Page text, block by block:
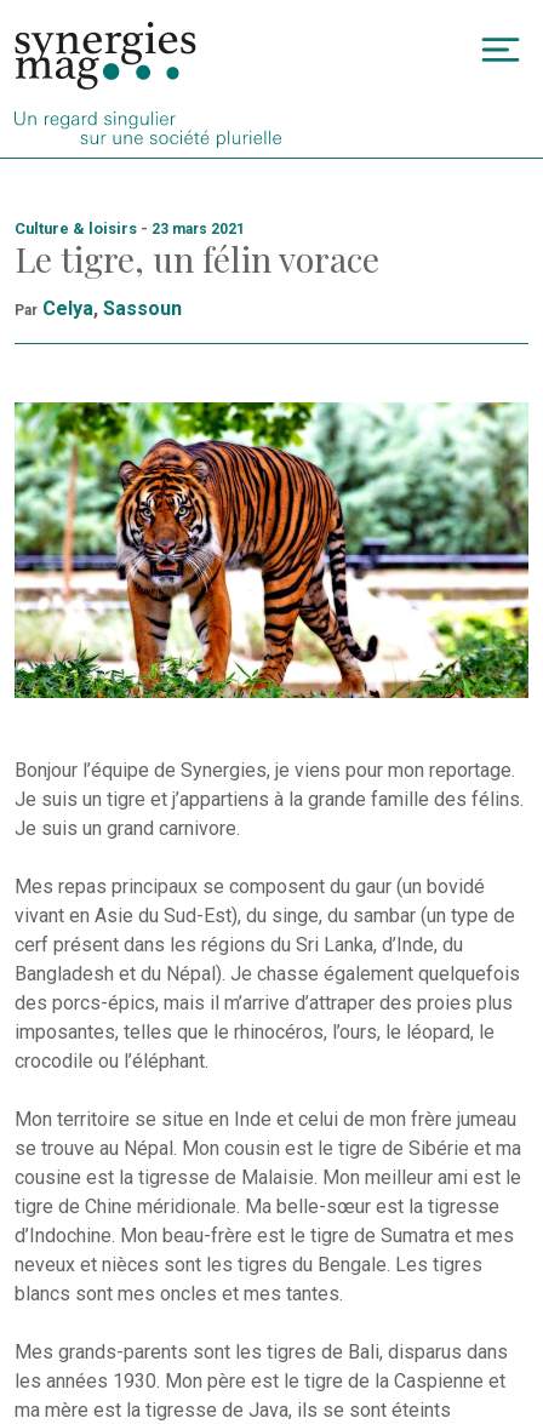
au
contenu
Culture & loisirs - 23 mars 2021
Le tigre, un félin vorace
Par Celya, Sassoun
Bonjour l’équipe de Synergies, je viens pour mon reportage.
Je suis un tigre et j’appartiens à la grande famille des félins.
Je suis un grand carnivore.
Mes repas principaux se composent du gaur (un bovidé
vivant en Asie du Sud-Est), du singe, du sambar (un type de
cerf présent dans les régions du Sri Lanka, d’Inde, du
Bangladesh et du Népal). Je chasse également quelquefois
des porcs-épics, mais il m’arrive d’attraper des proies plus
imposantes, telles que le rhinocéros, l’ours, le léopard, le
crocodile ou l’éléphant.
Mon territoire se situe en Inde et celui de mon frère jumeau
se trouve au Népal. Mon cousin est le tigre de Sibérie et ma
cousine est la tigresse de Malaisie. Mon meilleur ami est le
tigre de Chine méridionale. Ma belle-sœur est la tigresse
d’Indochine. Mon beau-frère est le tigre de Sumatra et mes
neveux et nièces sont les tigres du Bengale. Les tigres
blancs sont mes oncles et mes tantes.
Mes grands-parents sont les tigres de Bali, disparus dans
les années 1930. Mon père est le tigre de la Caspienne et
ma mère est la tigresse de Java, ils se sont éteints